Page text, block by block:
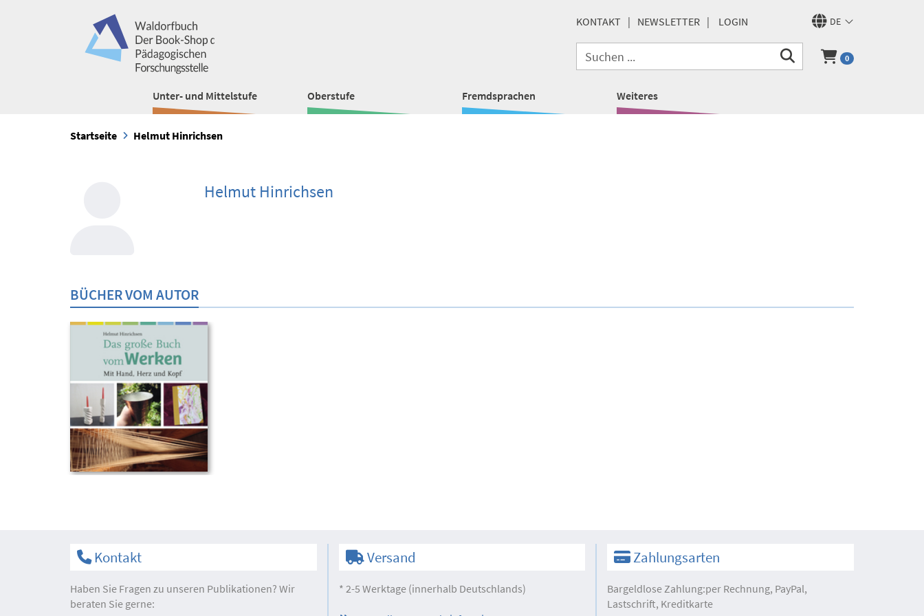
DE
KONTAKT NEWSLETTER LOGIN
0
Unter- und Mittelstufe Oberstufe Fremdsprachen Weiteres
Startseite Helmut Hinrichsen
Helmut Hinrichsen
BÜCHER VOM AUTOR
Kontakt
Haben Sie Fragen zu unseren Publikationen? Wir
beraten Sie gerne:
Versand
* 2-5 Werktage (innerhalb Deutschlands)
Zahlungsarten
Bargeldlose Zahlung:per Rechnung, PayPal,
Lastschrift, Kreditkarte